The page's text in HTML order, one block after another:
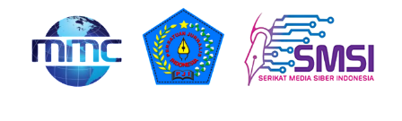
Bungkam
IZIN LINGKUNGAN